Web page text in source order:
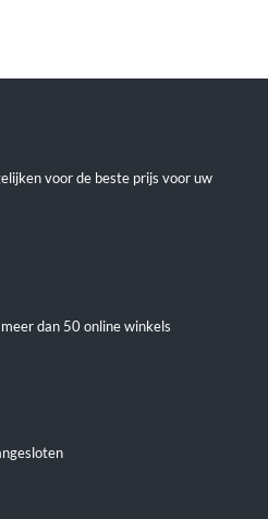
voor de beste prijs voor uw
dan 50 online winkels